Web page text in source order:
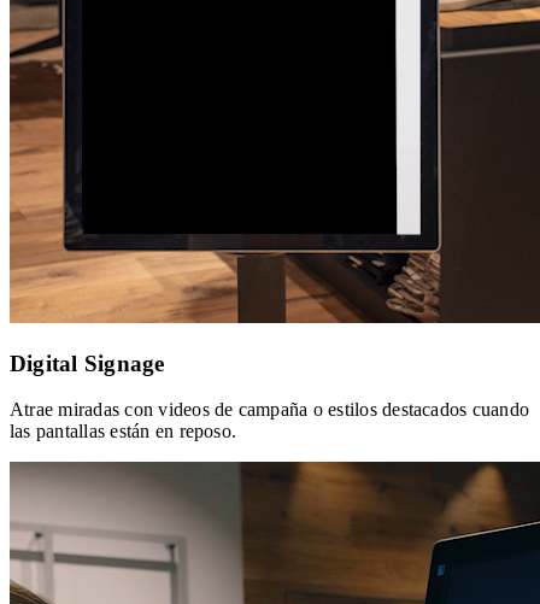
Digital Signage
Atrae miradas con videos de campaña o estilos destacados cuando
las pantallas están en reposo.